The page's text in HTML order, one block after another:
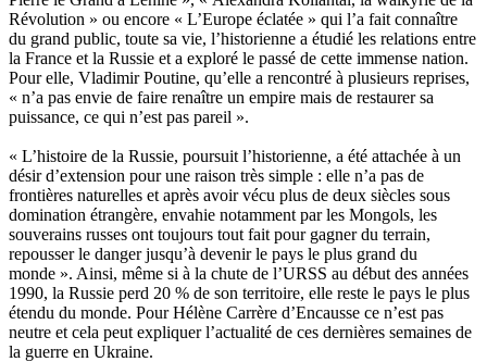
Révolution » ou encore « L’Europe éclatée » qui l’a fait connaître
du grand public, toute sa vie, l’historienne a étudié les relations entre
la France et la Russie et a exploré le passé de cette immense nation.
Pour elle, Vladimir Poutine, qu’elle a rencontré à plusieurs reprises,
« n’a pas envie de faire renaître un empire mais de restaurer sa
puissance, ce qui n’est pas pareil ».
« L’histoire de la Russie, poursuit l’historienne, a été attachée à un
désir d’extension pour une raison très simple : elle n’a pas de
frontières naturelles et après avoir vécu plus de deux siècles sous
domination étrangère, envahie notamment par les Mongols, les
souverains russes ont toujours tout fait pour gagner du terrain,
repousser le danger jusqu’à devenir le pays le plus grand du
monde ». Ainsi, même si à la chute de l’URSS au début des années
1990, la Russie perd 20 % de son territoire, elle reste le pays le plus
étendu du monde. Pour Hélène Carrère d’Encausse ce n’est pas
neutre et cela peut expliquer l’actualité de ces dernières semaines de
la guerre en Ukraine.